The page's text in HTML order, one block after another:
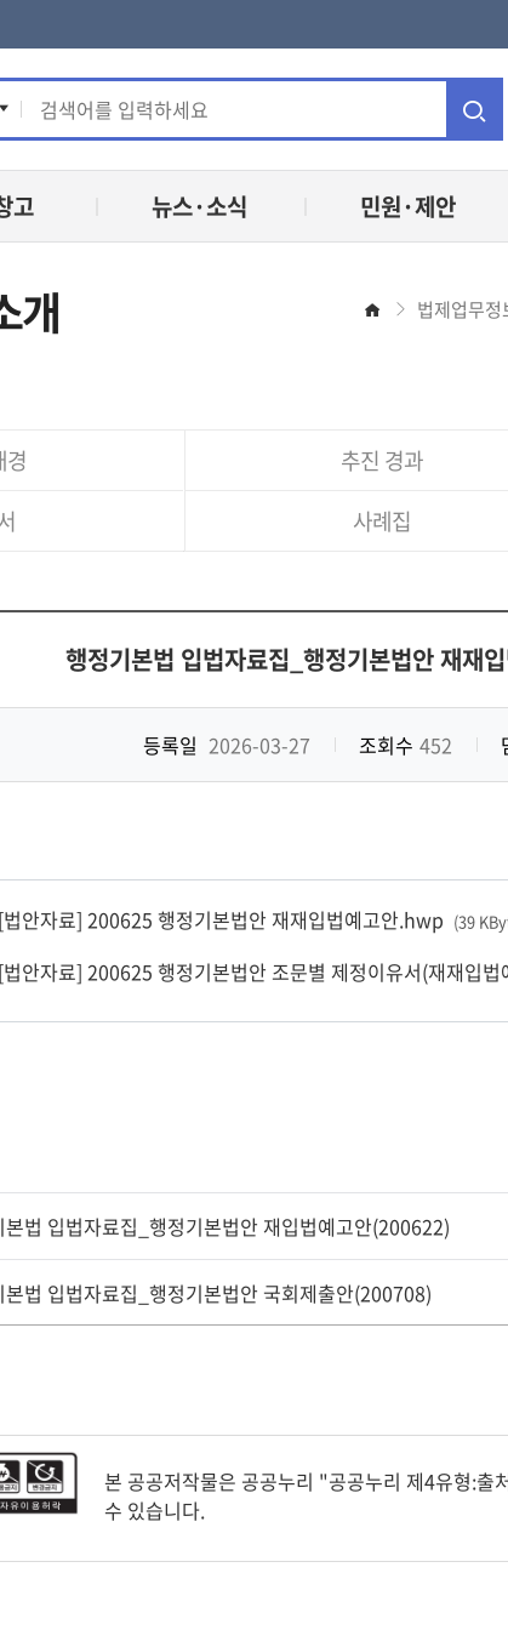
통
합
검
통
색
고 뉴스·소식 민원·제안
개 홈 법제업무정
경 추진 경과
사례집
행정기본법 입법자료집_행정기본법안 재재
등록일 2026-03-27 조회수 452
안자료] 200625 행정기본법안 재재입법예고안.hwp (39
안자료] 200625 행정기본법안 조문별 제정이유서(재재입법
본법 입법자료집_행정기본법안 재입법예고안(200622)
본법 입법자료집_행정기본법안 국회제출안(200708)
본 공공저작물은 공공누리 "공공누리 제4유형:
수 있습니다.